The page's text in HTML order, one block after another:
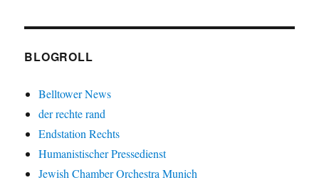
BLOGROLL
Belltower News
der rechte rand
Endstation Rechts
Humanistischer Pressedienst
Jewish Chamber Orchestra Munich